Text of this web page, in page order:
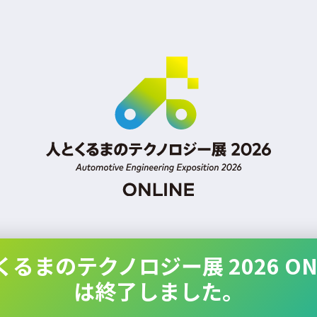
るまのテクノロジー展 2026
は終了しました。